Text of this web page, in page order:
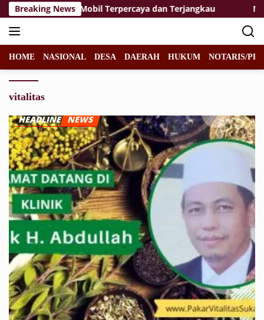
Langsung
ke
konten
Breaking News
Perawatan Mobil Terpercaya dan Terjangkau
HOME NASIONAL DESA DAERAH HUKUM NOTARIS/
vitalitas